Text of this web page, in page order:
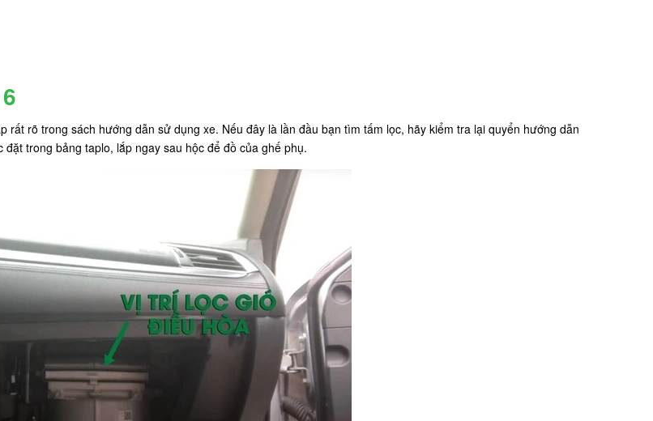
rõ trong sách hướng dẫn sử dụng xe. Nếu đây là lần đầu bạn tìm tấm lọc, hãy kiểm tra lại quyển hướng dẫn
trong bảng taplo, lắp ngay sau hộc để đồ của ghế phụ.